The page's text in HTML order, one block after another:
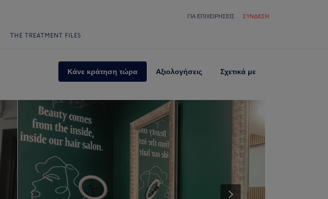
ΓΙΑ ΕΠΙΧΕΙΡΉΣΕΙΣ ΣΎΝΔΕΣΗ
THE TREATMENT FILES
Κάνε κράτηση τώρα Αξιολογήσεις Σχετικά με